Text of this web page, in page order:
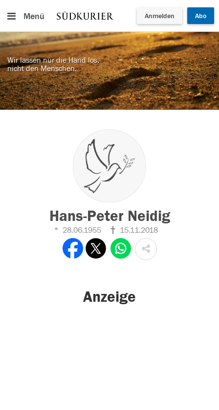
Menü Anmelden Abo
Wir lassen nur die Hand los,
nicht den Menschen.
Hans-Peter Neidig
28.06.1955 15.11.2018
Anzeige